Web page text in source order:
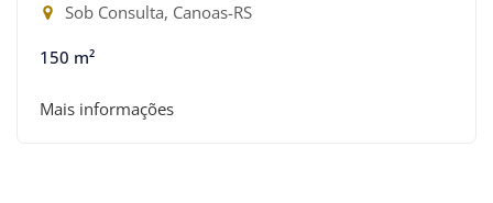
Sob Consulta, Canoas-RS
150 m²
Mais informações